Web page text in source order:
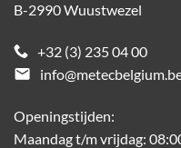
B-2990 Wuustwezel
+32 (3) 235 04 00
email
Openingstijden:
Maandag t/m vrijdag: